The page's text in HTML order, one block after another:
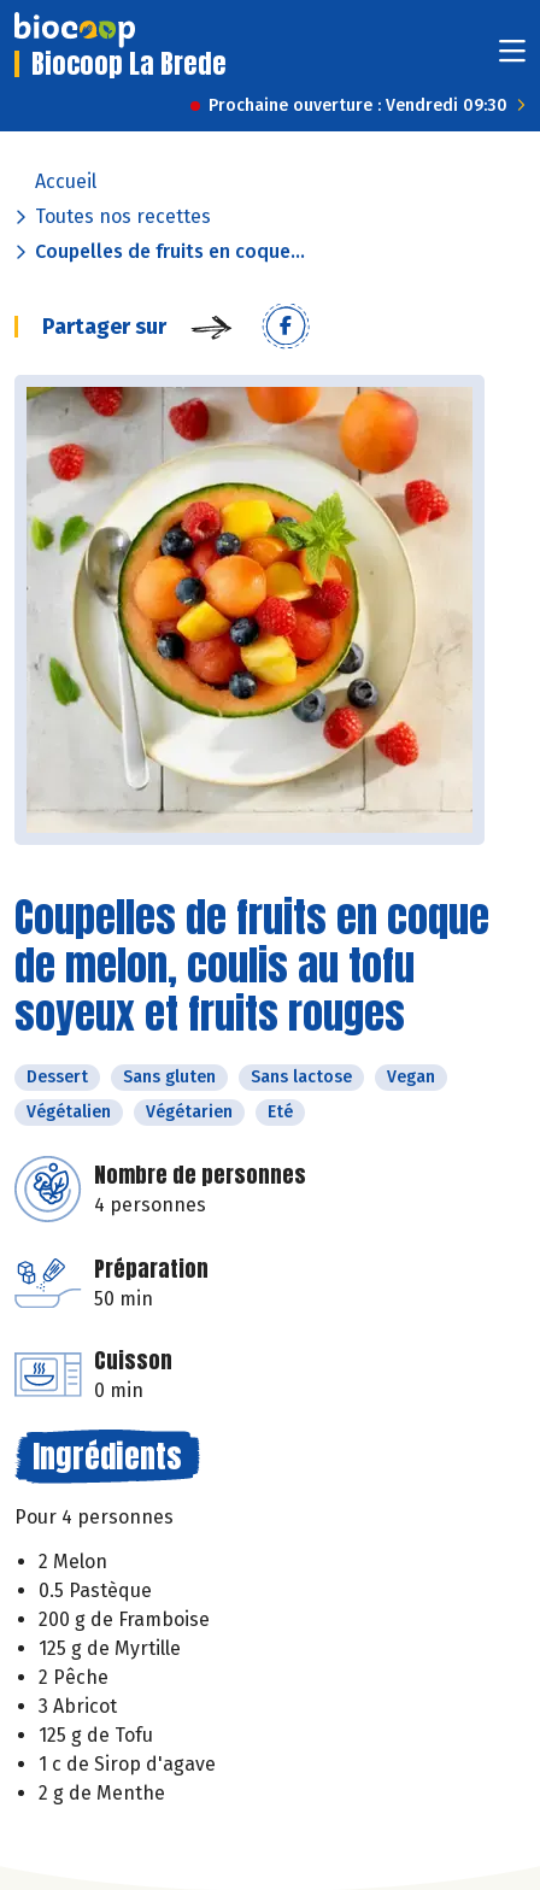
Biocoop La Brede
Prochaine ouverture : Vendredi 09:30
Accueil
Toutes nos recettes
Coupelles de fruits en coque...
Partager sur
Coupelles de fruits en coque
de melon, coulis au tofu
soyeux et fruits rouges
Dessert Sans gluten Sans lactose
Vegan
Végétalien
Végétarien Eté
Nombre de personnes
4 personnes
Préparation
50 min
Cuisson
0 min
Ingrédients
Pour 4 personnes
2 Melon
0.5 Pastèque
200 g de Framboise
125 g de Myrtille
2 Pêche
3 Abricot
125 g de Tofu
1 c de Sirop d'agave
2 g de Menthe